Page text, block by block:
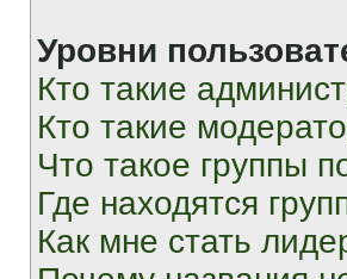
Уровни
Кто такие
Кто такие
Что такое группы
Где находятся
Как мне стать